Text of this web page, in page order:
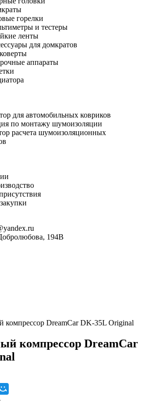
горелки
и тестеры
ленты
для домкратов
аппараты
для автомобильных ковриков
по монтажу шумоизоляции
расчета шумоизоляционных
194В
компрессор DreamCar DK-35L Original
компрессор DreamCar